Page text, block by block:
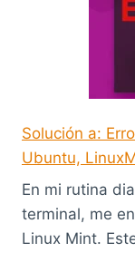
Solución a:
Ubuntu,
En mi rutina
terminal, me
Linux Mint.